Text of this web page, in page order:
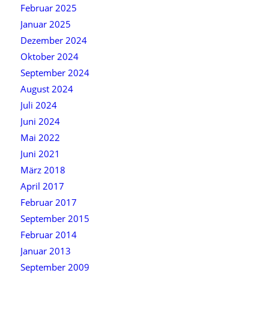
Februar 2025
Januar 2025
Dezember 2024
Oktober 2024
September 2024
August 2024
Juli 2024
Juni 2024
Mai 2022
Juni 2021
März 2018
April 2017
Februar 2017
September 2015
Februar 2014
Januar 2013
September 2009